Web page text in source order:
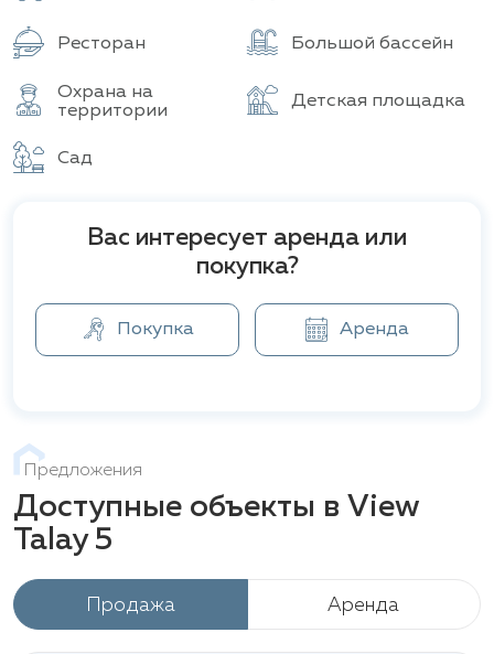
бассейн, фитнес-центр, парковка, сад, магазин,
бар у бассейна, Wi-Fi интернет, 24-часовая охрана
и видеонаблюдение.
откуда можно легко добраться до различных
Beach Project 5 - это идеальный выбор для тех, кто
ищет современную и уютную квартиру в Паттайе
с прекрасным видом на море и близостью к пляжу.
Ресторан Большой бассейн
Охрана на
территории
Детская площадка
Сад
Вас интересует аренда или
покупка?
Покупка Аренда
Предложения
Доступные объекты в View
Talay 5
Продажа Аренда